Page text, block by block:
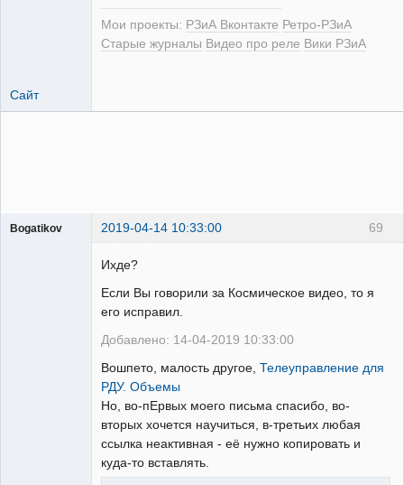
Мои проекты: РЗиА Вконтакте Ретро-РЗиА
Старые журналы Видео про реле Вики РЗиА
Сайт
69
Bogatikov 2019-04-14 10:33:00
Ихде?
Если Вы говорили за Космическое видео, то я
его исправил.
Добавлено: 14-04-2019 10:33:00
Вошпето, малость другое, Телеуправление для
РДУ. Объемы
Но, во-пЕрвых моего письма спасибо, во-
вторых хочется научиться, в-третьих любая
ссылка неактивная - её нужно копировать и
куда-то вставлять.